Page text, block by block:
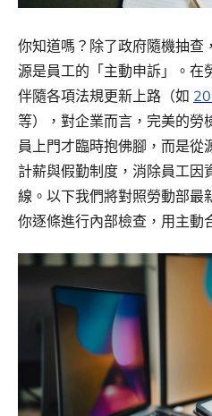
你知道嗎？除了政府隨機抽查
源是員工的「主動申訴」。在
伴隨各項法規更新上路（如
等），對企業而言，完美的勞
員上門才臨時抱佛腳，而是從
計薪與假勤制度，消除員工因
線。 以下我們將對照勞動部最
你逐條進行內部檢查，用主動